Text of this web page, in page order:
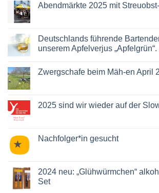
Abendmärkte 2025 mit
Abendmärkte
2025
mit
Deutschlands führende
unserem Apfelverjus „Apfelgrün“.
zu
Deutschlands
mit
Zwergschafe beim Mäh-en April
Zwergschafe
beim
2025
2025 sind wir wieder auf der
2025
sind
der
Slow
Food
Nachfolger*in gesucht
Nachfolger*in
gesucht
2024 neu: „Glühwürmchen“
Set